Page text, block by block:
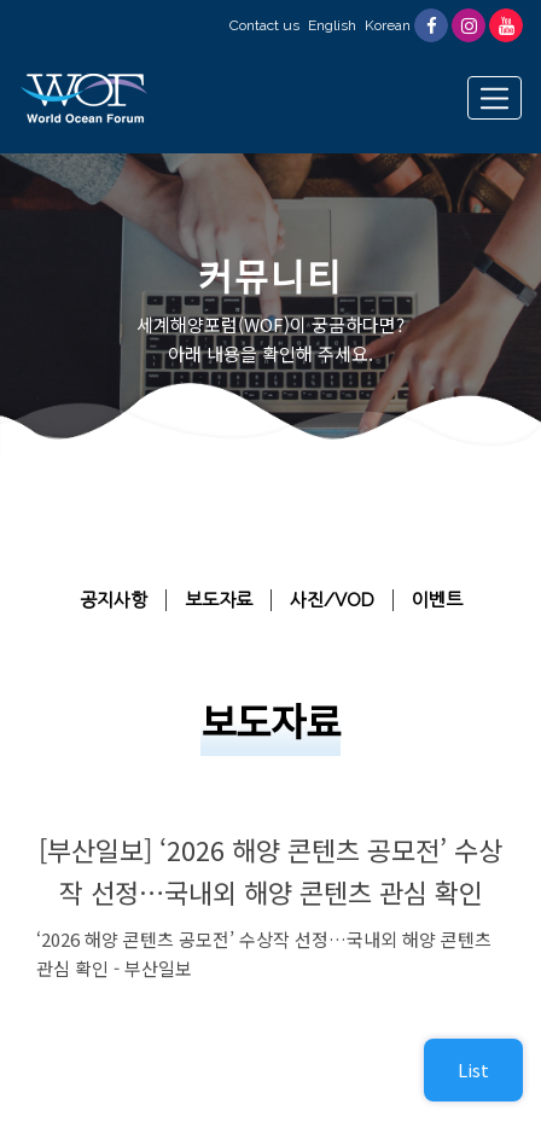
Contact us English Korean
커뮤니티
세계해양포럼(WOF)이 궁금하다면?
아래 내용을 확인해 주세요.
공지사항 보도자료 사진/VOD 이벤트
보도자료
[부산일보] ‘2026 해양 콘텐츠 공모전’ 수상
작 선정…국내외 해양 콘텐츠 관심 확인
‘2026 해양 콘텐츠 공모전’ 수상작 선정…국내외 해양 콘텐츠
관심 확인 - 부산일보
List